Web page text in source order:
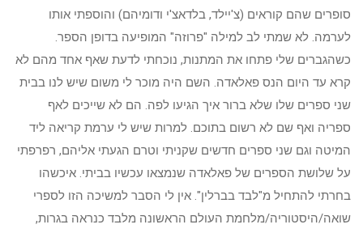
סופרים שהם קוראים (צ'יילד, בלדאצ'י ודומיהם) והוספתי אותו
לערמה. לא שמתי לב למילה "פרוזה" המופיעה בדופן הספר.
כשהגברים שלי פתחו את המתנות, נוכחתי לדעת שאף אחד מהם לא
קרא עד היום הנס פאלאדה. השם היה מוכר לי משום שיש לנו בבית
שני ספרים שלו שלא ברור איך הגיעו לפה. הם לא שייכים לאף
ספריה ואף שם לא רשום בתוכם. למרות שיש לי ערמת קריאה ליד
המיטה וגם שני ספרים חדשים שקניתי וטרם הגעתי אליהם, רפרפתי
על שלושת הספרים של פאלאדה שנמצאו עכשיו בביתי. איכשהו
בחרתי להתחיל מ"לבד בברלין". אין לי הסבר למשיכה הזו לספרי
שואה/היסטוריה/מלחמת העולם הראשונה מלבד כנראה בגרות,